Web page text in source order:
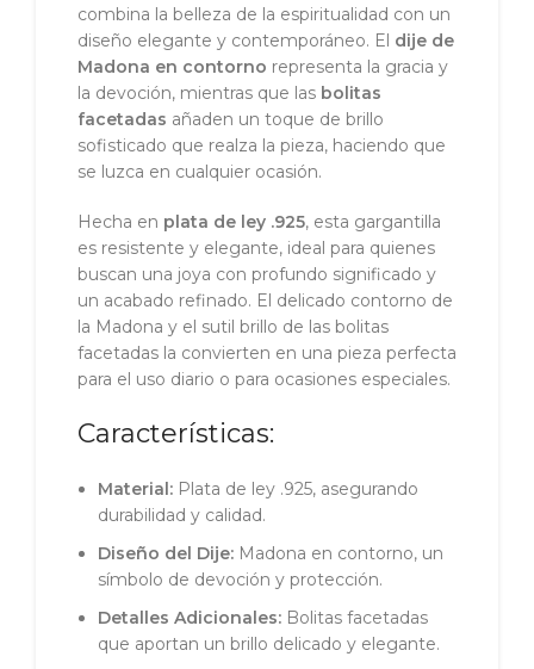
combina la belleza de la espiritualidad con un
diseño elegante y contemporáneo. El dije de
Madona en contorno representa la gracia y
la devoción, mientras que las bolitas
facetadas añaden un toque de brillo
sofisticado que realza la pieza, haciendo que
se luzca en cualquier ocasión.
Hecha en plata de ley .925, esta gargantilla
es resistente y elegante, ideal para quienes
buscan una joya con profundo significado y
un acabado refinado. El delicado contorno de
la Madona y el sutil brillo de las bolitas
facetadas la convierten en una pieza perfecta
para el uso diario o para ocasiones especiales.
Características:
Material: Plata de ley .925, asegurando
durabilidad y calidad.
Diseño del Dije: Madona en contorno, un
símbolo de devoción y protección.
Detalles Adicionales: Bolitas facetadas
que aportan un brillo delicado y elegante.